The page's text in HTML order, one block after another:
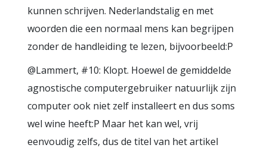
kunnen schrijven. Nederlandstalig en met
woorden die een normaal mens kan begrijpen
zonder de handleiding te lezen, bijvoorbeeld:P
@Lammert, #10: Klopt. Hoewel de gemiddelde
agnostische computergebruiker natuurlijk zijn
computer ook niet zelf installeert en dus soms
wel wine heeft:P Maar het kan wel, vrij
eenvoudig zelfs, dus de titel van het artikel